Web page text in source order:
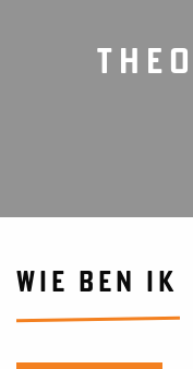
WIE BEN IK